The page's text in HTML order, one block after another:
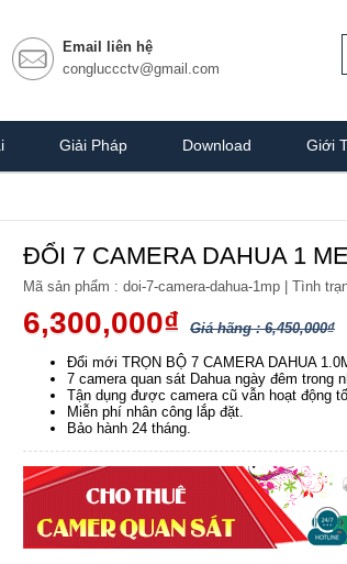
Email liên hệ
congluccctv@gmail.com
Giải Pháp Download Giới
ĐỔI 7 CAMERA DAHUA 1
Mã sản phẩm : doi-7-camera-dahua-1mp | Tình
6,300,000₫ Giá hãng : 6,450,000₫
Đổi mới TRỌN BỘ 7 CAMERA DAHUA
7 camera quan sát Dahua ngày đêm trong
Tận dụng được camera cũ vẫn hoạt động
Miễn phí nhân công lắp đặt.
Bảo hành 24 tháng.